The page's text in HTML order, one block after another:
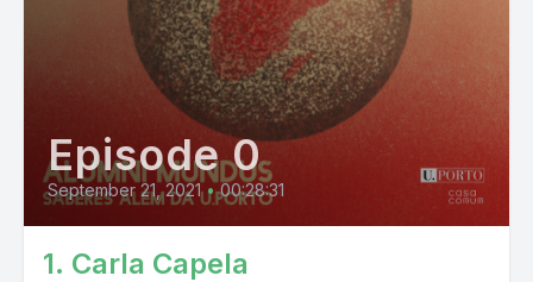
Episode 0
September 21, 2021 • 00:28:31
1. Carla Capela